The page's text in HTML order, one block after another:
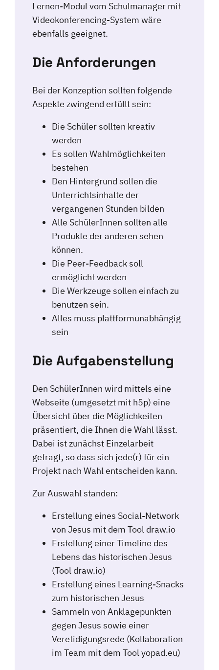
Lernen-Modul vom Schulmanager mit
Videokonferencing-System wäre
ebenfalls geeignet.
Die Anforderungen
Bei der Konzeption sollten folgende
Aspekte zwingend erfüllt sein:
Die Schüler sollten kreativ
werden
Es sollen Wahlmöglichkeiten
bestehen
Den Hintergrund sollen die
Unterrichtsinhalte der
vergangenen Stunden bilden
Alle SchülerInnen sollten alle
Produkte der anderen sehen
können.
Die Peer-Feedback soll
ermöglicht werden
Die Werkzeuge sollen einfach zu
benutzen sein.
Alles muss plattformunabhängig
sein
Die Aufgabenstellung
Den SchülerInnen wird mittels eine
Webseite (umgesetzt mit h5p) eine
Übersicht über die Möglichkeiten
präsentiert, die Ihnen die Wahl lässt.
Dabei ist zunächst Einzelarbeit
gefragt, so dass sich jede(r) für ein
Projekt nach Wahl entscheiden kann.
Zur Auswahl standen:
Erstellung eines Social-Network
von Jesus mit dem Tool draw.io
Erstellung einer Timeline des
Lebens das historischen Jesus
(Tool draw.io)
Erstellung eines Learning-Snacks
zum historischen Jesus
Sammeln von Anklagepunkten
gegen Jesus sowie einer
Veretidigungsrede (Kollaboration
im Team mit dem Tool yopad.eu)